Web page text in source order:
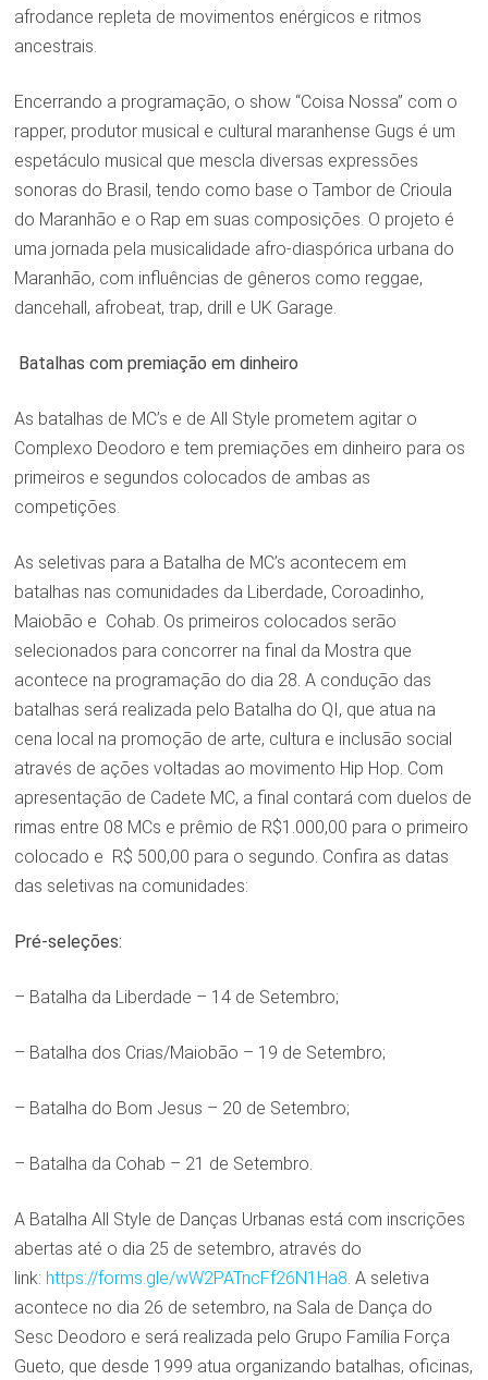
afrodance repleta de movimentos enérgicos e ritmos
ancestrais.
Encerrando a programação, o show “Coisa Nossa” com o
rapper, produtor musical e cultural maranhense Gugs é um
espetáculo musical que mescla diversas expressões
sonoras do Brasil, tendo como base o Tambor de Crioula
do Maranhão e o Rap em suas composições. O projeto é
uma jornada pela musicalidade afro-diaspórica urbana do
Maranhão, com influências de gêneros como reggae,
dancehall, afrobeat, trap, drill e UK Garage.
Batalhas com premiação em dinheiro
As batalhas de MC’s e de All Style prometem agitar o
Complexo Deodoro e tem premiações em dinheiro para os
primeiros e segundos colocados de ambas as
competições.
As seletivas para a Batalha de MC’s acontecem em
batalhas nas comunidades da Liberdade, Coroadinho,
Maiobão e Cohab. Os primeiros colocados serão
selecionados para concorrer na final da Mostra que
acontece na programação do dia 28. A condução das
batalhas será realizada pelo Batalha do QI, que atua na
cena local na promoção de arte, cultura e inclusão social
através de ações voltadas ao movimento Hip Hop. Com
apresentação de Cadete MC, a final contará com duelos de
rimas entre 08 MCs e prêmio de R$1.000,00 para o primeiro
colocado e R$ 500,00 para o segundo. Confira as datas
das seletivas na comunidades:
Pré-seleções:
– Batalha da Liberdade – 14 de Setembro;
– Batalha dos Crias/Maiobão – 19 de Setembro;
– Batalha do Bom Jesus – 20 de Setembro;
– Batalha da Cohab – 21 de Setembro.
A Batalha All Style de Danças Urbanas está com inscrições
abertas até o dia 25 de setembro, através do
link: https://forms.gle/wW2PATncFf26N1Ha8. A seletiva
acontece no dia 26 de setembro, na Sala de Dança do
Sesc Deodoro e será realizada pelo Grupo Família Força
Gueto, que desde 1999 atua organizando batalhas, oficinas,